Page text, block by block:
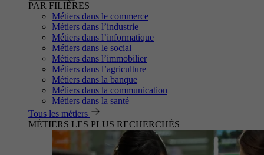
PAR FILIÈRES
Métiers dans le commerce
Métiers dans l’industrie
Métiers dans l’informatique
Métiers dans le social
Métiers dans l’immobilier
Métiers dans l’agriculture
Métiers dans la banque
Métiers dans la communication
Métiers dans la santé
Tous les métiers
MÉTIERS LES PLUS RECHERCHÉS